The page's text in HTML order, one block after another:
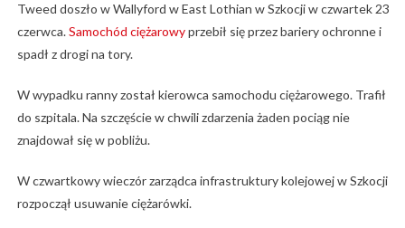
Tweed doszło w Wallyford w East Lothian w Szkocji w czwartek 23
czerwca.Samochód ciężarowyprzebił się przez bariery ochronne i
spadł z drogi na tory.
W wypadku ranny został kierowca samochodu ciężarowego. Trafił
do szpitala. Na szczęście w chwili zdarzenia żaden pociąg nie
znajdował się w pobliżu.
W czwartkowy wieczór zarządca infrastruktury kolejowej w Szkocji
rozpoczął usuwanie ciężarówki.